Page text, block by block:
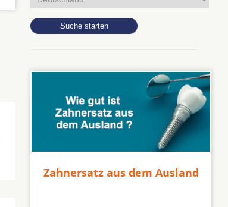
Zahnersatz aus dem Ausland